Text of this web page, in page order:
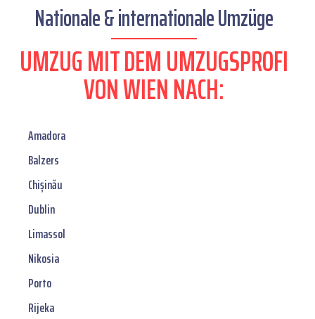
Nationale & internationale Umzüge
UMZUG MIT DEM UMZUGSPROFI
VON WIEN NACH:
Amadora
Balzers
Chișinău
Dublin
Limassol
Nikosia
Porto
Rijeka